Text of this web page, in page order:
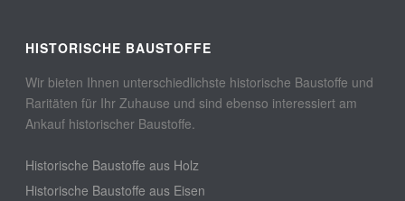
HISTORISCHE BAUSTOFFE
Wir bieten Ihnen unterschiedlichste historische Baustoffe und
Raritäten für Ihr Zuhause und sind ebenso interessiert am
Ankauf historischer Baustoffe.
Historische Baustoffe aus Holz
Historische Baustoffe aus Eisen